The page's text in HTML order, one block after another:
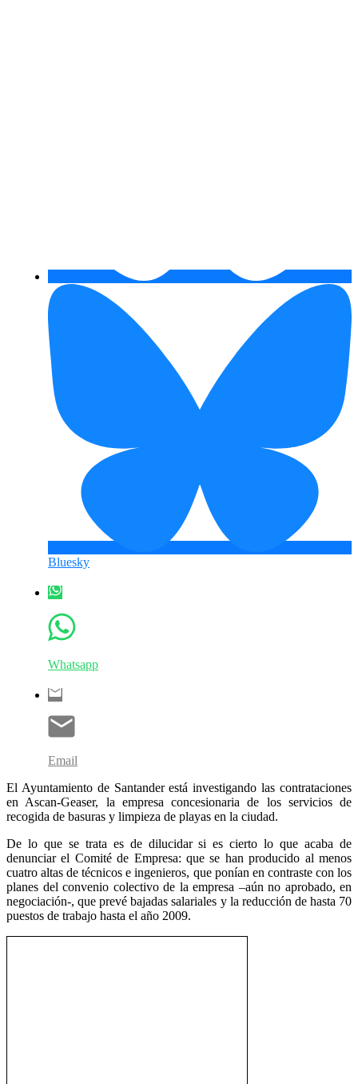
Bluesky
Whatsapp
Email
El Ayuntamiento de Santander está investigando las contrataciones
en Ascan-Geaser, la empresa concesionaria de los servicios de
recogida de basuras y limpieza de playas en la ciudad.
De lo que se trata es de dilucidar si es cierto lo que acaba de
denunciar el Comité de Empresa: que se han producido al menos
cuatro altas de técnicos e ingenieros, que ponían en contraste con los
planes del convenio colectivo de la empresa –aún no aprobado, en
negociación-, que prevé bajadas salariales y la reducción de hasta 70
puestos de trabajo hasta el año 2009.